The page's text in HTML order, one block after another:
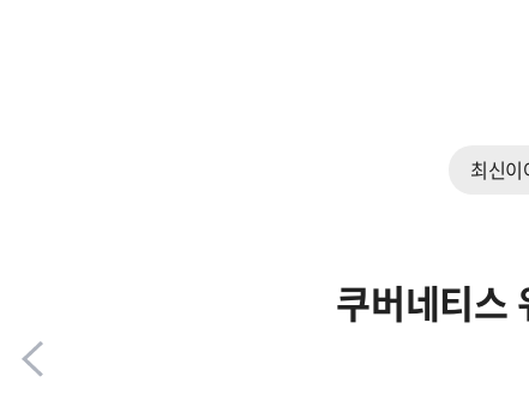
최신이
쿠버네티스